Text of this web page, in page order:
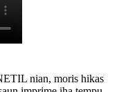
nian, moris hikas